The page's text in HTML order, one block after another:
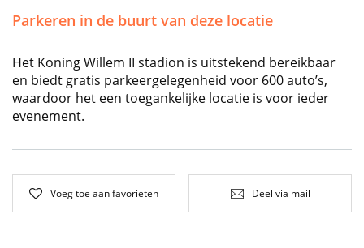
Parkeren in de buurt van deze locatie
Het Koning Willem II stadion is uitstekend bereikbaar
en biedt gratis parkeergelegenheid voor 600 auto’s,
waardoor het een toegankelijke locatie is voor ieder
evenement.
Voeg toe aan favorieten Deel via mail